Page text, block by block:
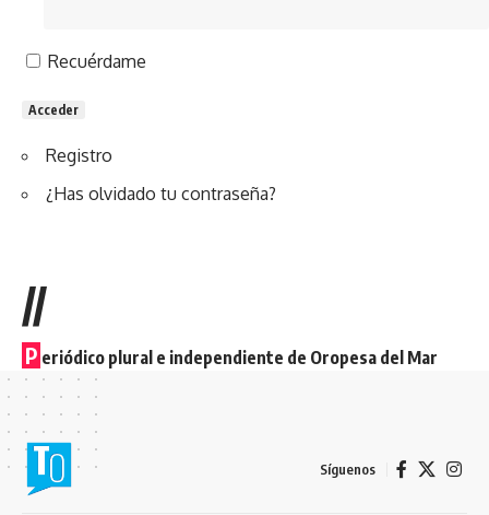
Recuérdame
Acceder
Registro
¿Has olvidado tu contraseña?
//
P eriódico plural e independiente de Oropesa del Mar
Síguenos